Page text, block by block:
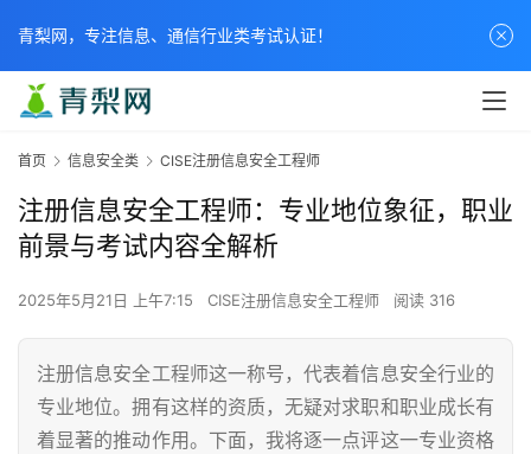
首页 信息安全类 CISE注册信息安全工程师
注册信息安全工程师：专业地位象征，职业
前景与考试内容全解析
2025年5月21日 上午7:15 CISE注册信息安全工程师 阅读 316
注册信息安全工程师这一称号，代表着信息安全行业的
专业地位。拥有这样的资质，无疑对求职和职业成长有
着显著的推动作用。下面，我将逐一点评这一专业资格
青梨网，专注信息、通信行业类考试认证！